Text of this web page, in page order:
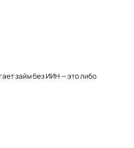
займ без ИИН — это либо